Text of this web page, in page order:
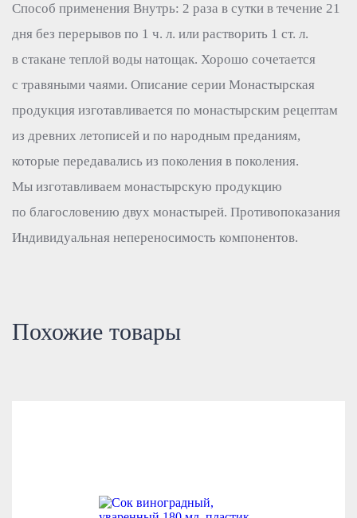
Способ применения Внутрь: 2 раза в сутки в течение 21
дня без перерывов по 1 ч. л. или растворить 1 ст. л.
в стакане теплой воды натощак. Хорошо сочетается
с травяными чаями. Описание серии Монастырская
продукция изготавливается по монастырским рецептам
из древних летописей и по народным преданиям,
которые передавались из поколения в поколения.
Мы изготавливаем монастырскую продукцию
по благословению двух монастырей. Противопоказания
Индивидуальная непереносимость компонентов.
Похожие товары